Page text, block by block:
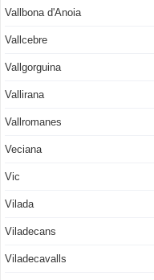
Vallbona d'Anoia
Vallcebre
Vallgorguina
Vallirana
Vallromanes
Veciana
Vic
Vilada
Viladecans
Viladecavalls